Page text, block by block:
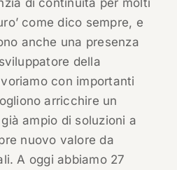
di continuità per molti
come dico sempre, e
anche una presenza
della
con importanti
arricchire un
ampio di soluzioni a
nuovo valore da
A oggi abbiamo 27